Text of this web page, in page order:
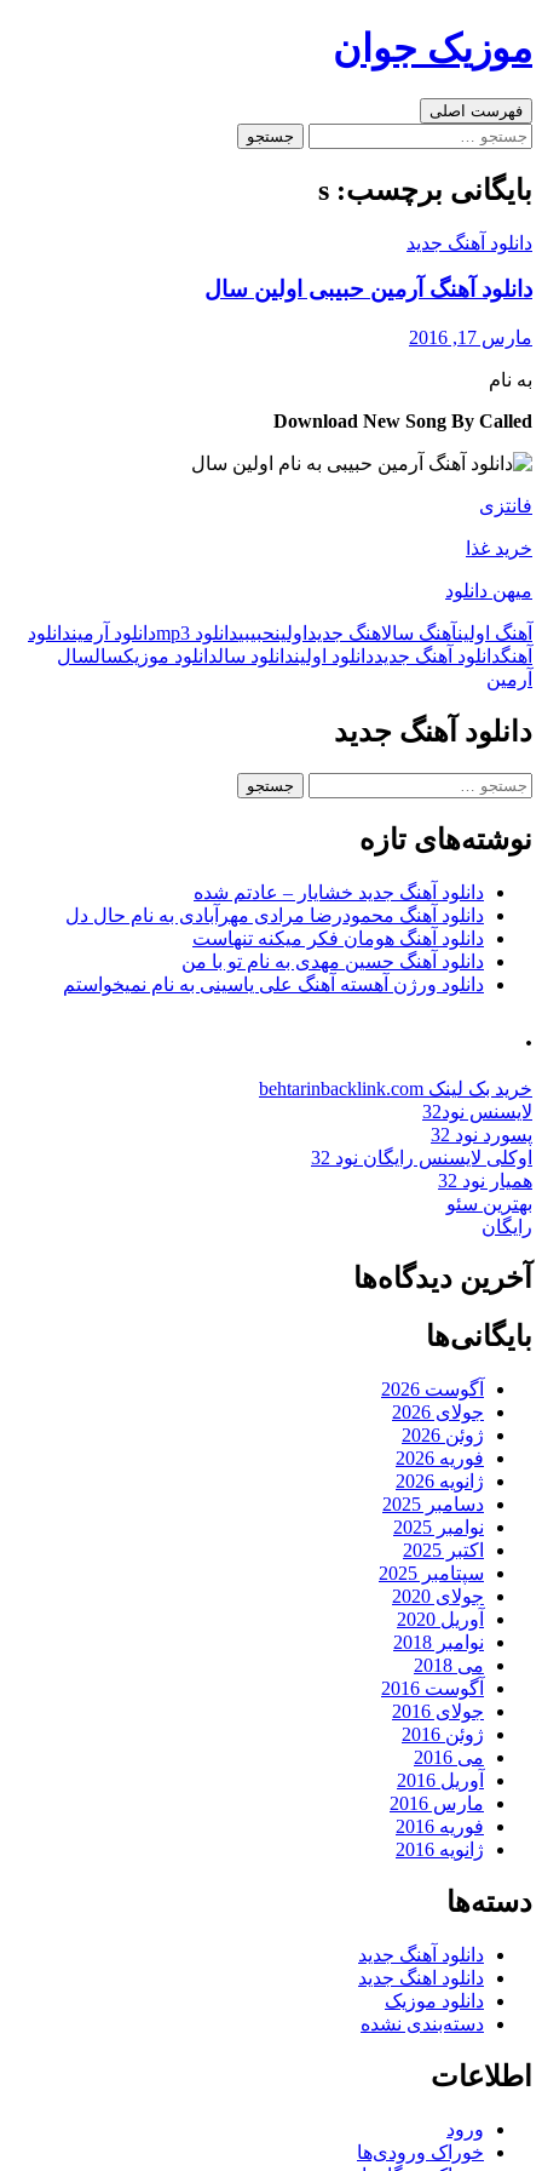
به
موزیک جوان
جست‌وجو
فهرست اصلی
جستجو
بایگانی برچسب: s
دانلود آهنگ جدید
دانلود آهنگ آرمین حبیبی اولین سال
مارس 17, 2016
به نام
Download New Song By Called
فانتزی
خرید غذا
میهن دانلود
آهنگ اولینآهنگ سالاهنگ جدید اولینحبیبیدانلود mp3 دانلود آرمیندانلود
آهنگدانلود آهنگ جدیددانلود اولیندانلود سالدانلود موزیکسالسال
آرمین
دانلود آهنگ جدید
جستجو
نوشته‌های تازه
دانلود آهنگ جدید خشایار – عادتم شده
دانلود آهنگ محمودرضا مرادی مهرآبادی به نام حال دل
دانلود آهنگ هومان فکر میکنه تنهاست
دانلود آهنگ حسین مهدی به نام تو با من
دانلود ورژن آهسته آهنگ علی یاسینی به نام نمیخواستم
.
خرید بک لینک behtarinbacklink.com
لایسنس نود32
پسورد نود 32
اوکلی لایسنس رایگان نود 32
همیار نود 32
بهترین سئو
رایگان
آخرین دیدگاه‌ها
بایگانی‌ها
آگوست 2026
جولای 2026
ژوئن 2026
فوریه 2026
ژانویه 2026
دسامبر 2025
نوامبر 2025
اکتبر 2025
سپتامبر 2025
جولای 2020
آوریل 2020
نوامبر 2018
می 2018
آگوست 2016
جولای 2016
ژوئن 2016
می 2016
آوریل 2016
مارس 2016
فوریه 2016
ژانویه 2016
دسته‌ها
دانلود آهنگ جدید
دانلود اهنگ جدید
دانلود موزیک
دسته‌بندی نشده
اطلاعات
ورود
خوراک ورودی‌ها